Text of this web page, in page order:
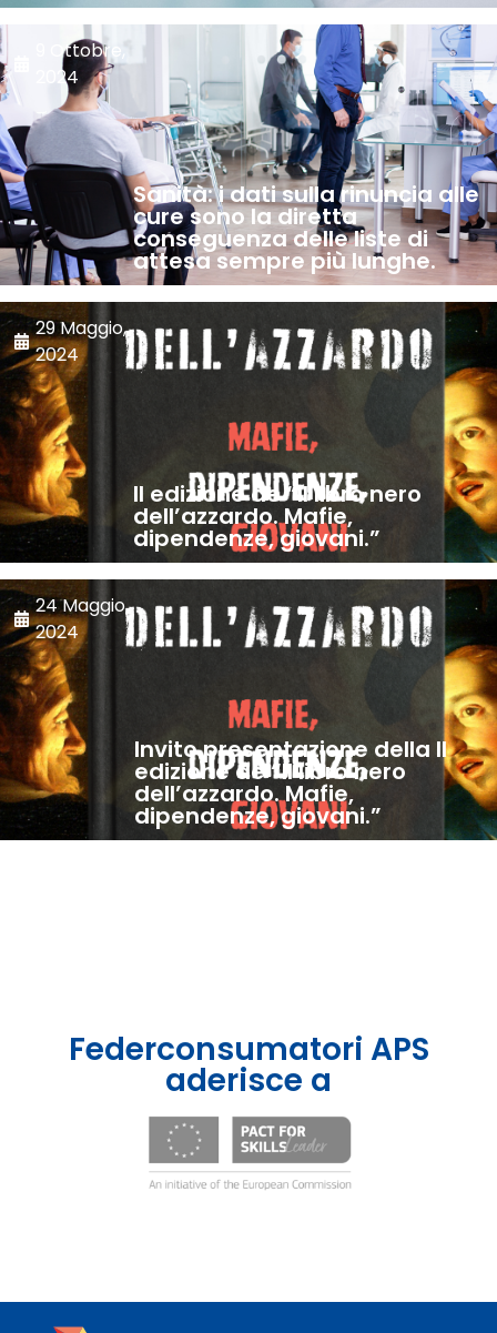
9 Ottobre,
2024
Sanità: i dati sulla rinuncia alle
cure sono la diretta
conseguenza delle liste di
attesa sempre più lunghe.
29 Maggio,
2024
II edizione de “Il libro nero
dell’azzardo. Mafie,
dipendenze, giovani.”
24 Maggio,
2024
Invito presentazione della II
edizione de “Il libro nero
dell’azzardo. Mafie,
dipendenze, giovani.”
Federconsumatori APS
aderisce a